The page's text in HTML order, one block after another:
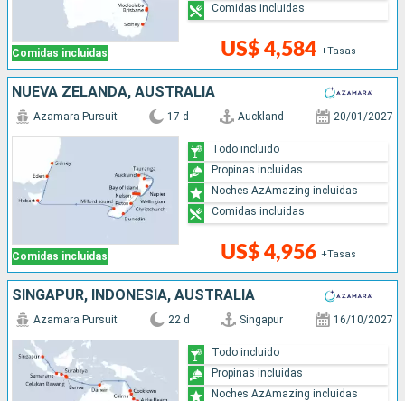
Comidas incluidas US$ 4,584 +Tasas
Comidas incluidas
NUEVA ZELANDA, AUSTRALIA
Comidas incluidas
Azamara Pursuit 17 d Auckland 20/01/2027
US$ 4,956 +Tasas
Todo incluido
Propinas incluidas
Noches AzAmazing incluidas
Comidas incluidas
SINGAPUR, INDONESIA, AUSTRALIA
Azamara Pursuit 22 d Singapur 16/10/2027
Todo incluido
Propinas incluidas
Noches AzAmazing incluidas